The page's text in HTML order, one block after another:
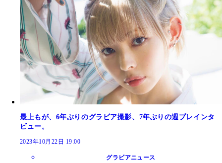
最上もが、6年ぶりのグラビア撮影、7年ぶりの週プレインタ
ビュー。
2023年10月22日 19:00
グラビアニュース